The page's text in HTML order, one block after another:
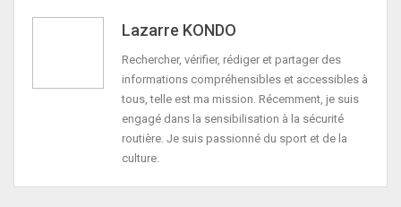
Lazarre KONDO
Rechercher, vérifier, rédiger et partager des
informations compréhensibles et accessibles à
tous, telle est ma mission. Récemment, je suis
engagé dans la sensibilisation à la sécurité
routière. Je suis passionné du sport et de la
culture.